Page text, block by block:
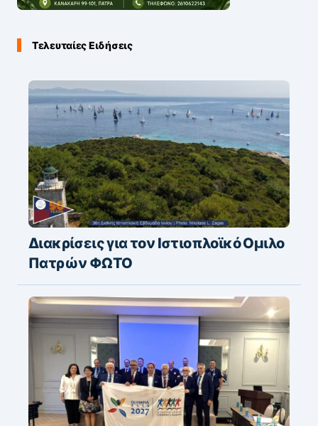
Τελευταίες Ειδήσεις
Διακρίσεις για τον Ιστιοπλοϊκό Ομιλο
Πατρών ΦΩΤΟ